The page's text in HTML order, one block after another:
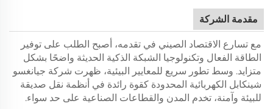
مقدمة الشركة
مع تسارع الاقتصاد الصيني في تقدمه، أصبح الطلب على توفير
الطاقة الفعال وتكنولوجيا الشبكة الذكية الحديثة واضحًا بشكل
متزايد. وسط تطور سريع للمعايير البيئية، ظهرت شركة جيانغسو
شينكابل الكهربائية المحدودة كقوة رائدة في أنظمة نقل صديقة
للبيئة وآمنة، تخدم المدن والقطاعات الصناعية على حد سواء.